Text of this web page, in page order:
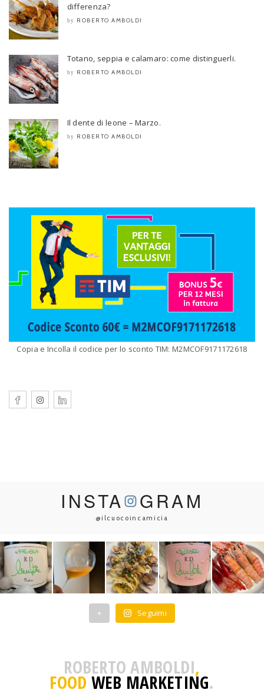
differenza?
by ROBERTO AMBOLDI
Totano, seppia e calamaro: come distinguerli.
by ROBERTO AMBOLDI
Il dente di leone – Marzo.
by ROBERTO AMBOLDI
Copia e Incolla il codice per lo sconto TIM: M2MCOF9171172618
INSTA GRAM
@ilcuocoincamicia
+ Seguimi
ROBERTO AMBOLDI,
FOOD WEB MARKETING.